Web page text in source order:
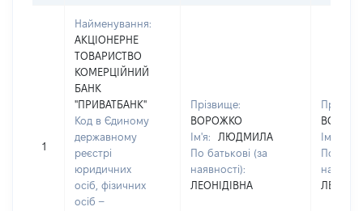
1
Найменування:
АКЦІОНЕРНЕ
ТОВАРИСТВО
КОМЕРЦІЙНИЙ
БАНК
"ПРИВАТБАНК"
Код в Єдиному
державному
реєстрі
юридичних
осіб, фізичних
осіб –
Прізвище:
ВОРОЖКО
Ім'я:
ЛЮДМИЛА
По батькові (за
наявності):
ЛЕОНІДІВНА
Ім'я:
По